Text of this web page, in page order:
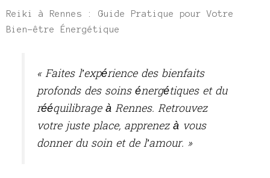
Reiki à Rennes : Guide Pratique pour Votre
Bien-être Énergétique
« Faites l’expérience des bienfaits
profonds des soins énergétiques et du
rééquilibrage à Rennes. Retrouvez
votre juste place, apprenez à vous
donner du soin et de l’amour. »